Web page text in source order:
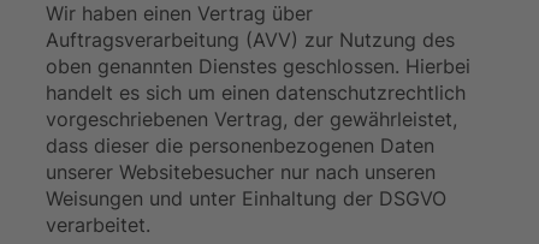
Wir haben einen Vertrag über
Auftragsverarbeitung (AVV) zur Nutzung des
oben genannten Dienstes geschlossen. Hierbei
handelt es sich um einen datenschutzrechtlich
vorgeschriebenen Vertrag, der gewährleistet,
dass dieser die personenbezogenen Daten
unserer Websitebesucher nur nach unseren
Weisungen und unter Einhaltung der DSGVO
verarbeitet.